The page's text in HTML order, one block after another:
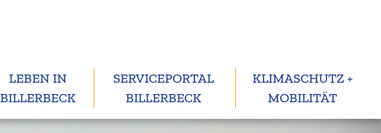
LEBEN IN
BILLERBECK
SERVICEPORTAL
BILLERBECK
KLIMASCHUTZ +
MOBILITÄT